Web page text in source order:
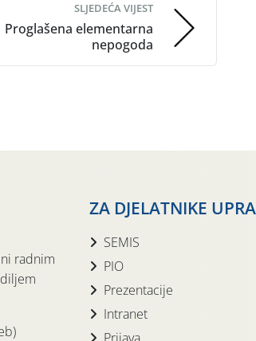
SLJEDEĆA VIJEST
Proglašena elementarna
nepogoda
radnim
ZA DJELATNIKE
SEMIS
PIO
Prezentacije
Intranet